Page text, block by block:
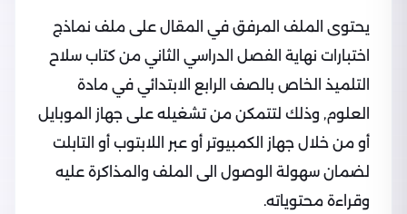
يحتوى الملف المرفق في المقال على ملف نماذج
اختبارات نهاية الفصل الدراسي الثاني من كتاب سلاح
التلميذ الخاص بالصف الرابع الابتدائي في مادة
العلوم, وذلك لتتمكن من تشغيله على جهاز الموبايل
أو من خلال جهاز الكمبيوتر أو عبر اللابتوب أو التابلت
لضمان سهولة الوصول الى الملف والمذاكرة عليه
وقراءة محتوياته.